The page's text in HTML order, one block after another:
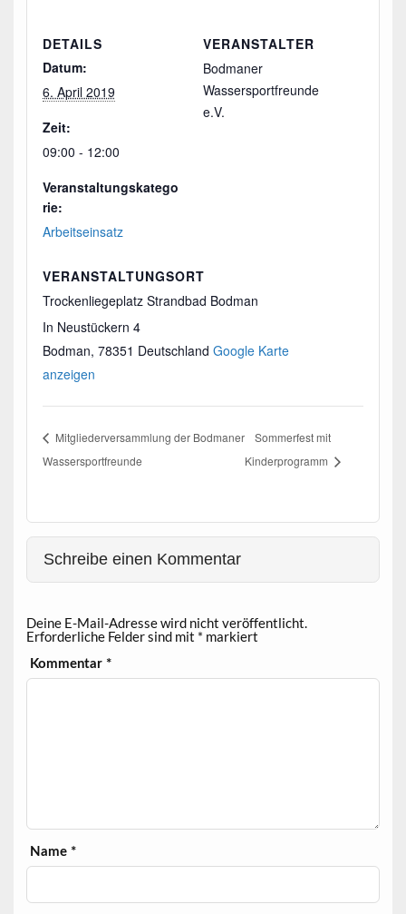
DETAILS
Datum:
6. April 2019
Zeit:
09:00 - 12:00
Veranstaltungskatego
rie:
Arbeitseinsatz
VERANSTALTUNGSORT
Trockenliegeplatz Strandbad Bodman
In Neustückern 4
Bodman, 78351 Deutschland Google Karte
anzeigen
VERANSTALTER
Bodmaner
Wassersportfreunde
e.V.
Mitgliederversammlung der Bodmaner
Wassersportfreunde
Sommerfest mit
Kinderprogramm
Schreibe einen Kommentar
Deine E-Mail-Adresse wird nicht veröffentlicht.
Erforderliche Felder sind mit * markiert
Kommentar *
Name *